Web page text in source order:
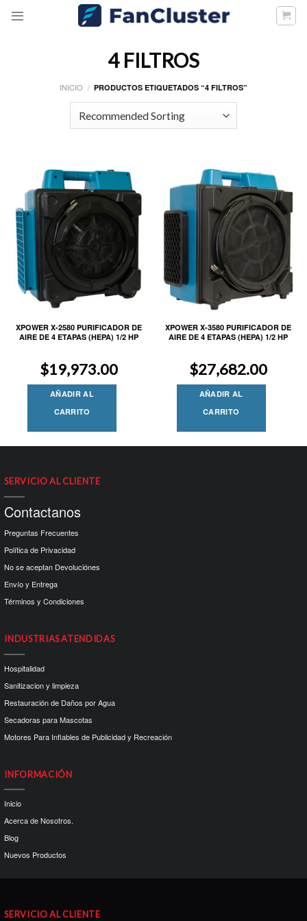
4 FILTROS
INICIO / PRODUCTOS ETIQUETADOS “4 FILTROS”
XPOWER X-2580 PURIFICADOR DE
AIRE DE 4 ETAPAS (HEPA) 1/2 HP
$19,973.00
AÑADIR AL
CARRITO
XPOWER X-3580 PURIFICADOR DE
AIRE DE 4 ETAPAS (HEPA) 1/2 HP
$27,682.00
AÑADIR AL
CARRITO
SERVICIO AL CLIENTE
Contactanos
Preguntas Frecuentes
Política de Privacidad
No se aceptan Devoluciónes
Envío y Entrega
Términos y Condiciones
INDUSTRIAS ATENDIDAS
Hospitalidad
Sanitizacion y limpieza
Restauración de Daños por Agua
Secadoras para Mascotas
Motores Para Inflables de Publicidad y Recreación
INFORMACIÓN
Inicio
Acerca de Nosotros.
Blog
Nuevos Productos
SERVICIO AL CLIENTE